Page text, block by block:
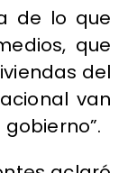
de lo que
que
del
van